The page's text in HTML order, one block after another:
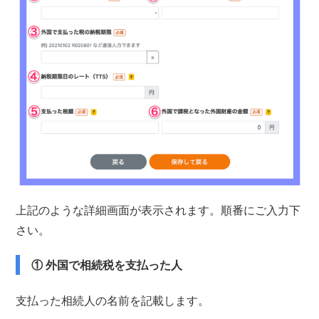
上記のような詳細画面が表示されます。順番にご入力下
さい。
① 外国で相続税を支払った人
支払った相続人の名前を記載します。